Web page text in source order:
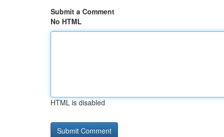
Submit a Comment
No HTML
HTML is disabled